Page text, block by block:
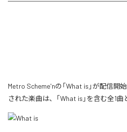
Metro Scheme'nの「What is」が配信
された楽曲は、「What is」を含む全1曲